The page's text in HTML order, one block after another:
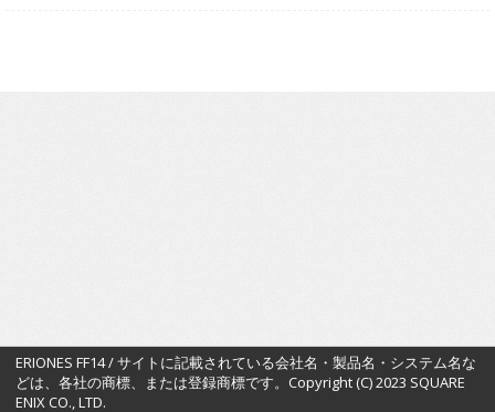
ERIONES FF14 / サイトに記載されている会社名・製品名・システム名な
どは、各社の商標、または登録商標です。Copyright (C) 2023 SQUARE
ENIX CO., LTD.